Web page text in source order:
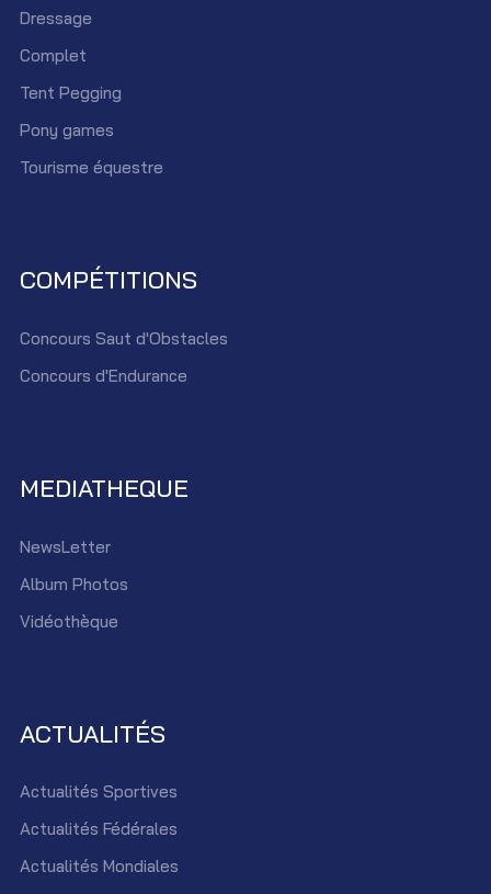
Dressage
Complet
Tent Pegging
Pony games
Tourisme équestre
COMPÉTITIONS
Concours Saut d'Obstacles
Concours d'Endurance
MEDIATHEQUE
NewsLetter
Album Photos
Vidéothèque
ACTUALITÉS
Actualités Sportives
Actualités Fédérales
Actualités Mondiales